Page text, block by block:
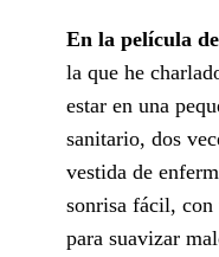
En la película
la que he
estar en una
sanitario, dos
vestida de
sonrisa fácil, con
para suavizar